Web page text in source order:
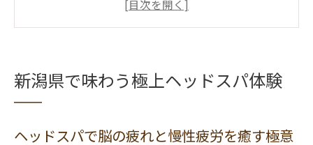
慢性疲労を和らげるヘッドスパの技法を解
脳の疲れやストレス解消にヘッドスパを活用
新潟県で味わう極上ヘッドスパ体験
ヘッドスパで脳の疲れと慢性疲労を癒す極意